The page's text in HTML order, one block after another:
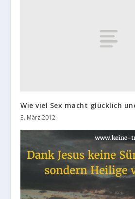
Wie viel Sex macht glücklich
3. März 2012